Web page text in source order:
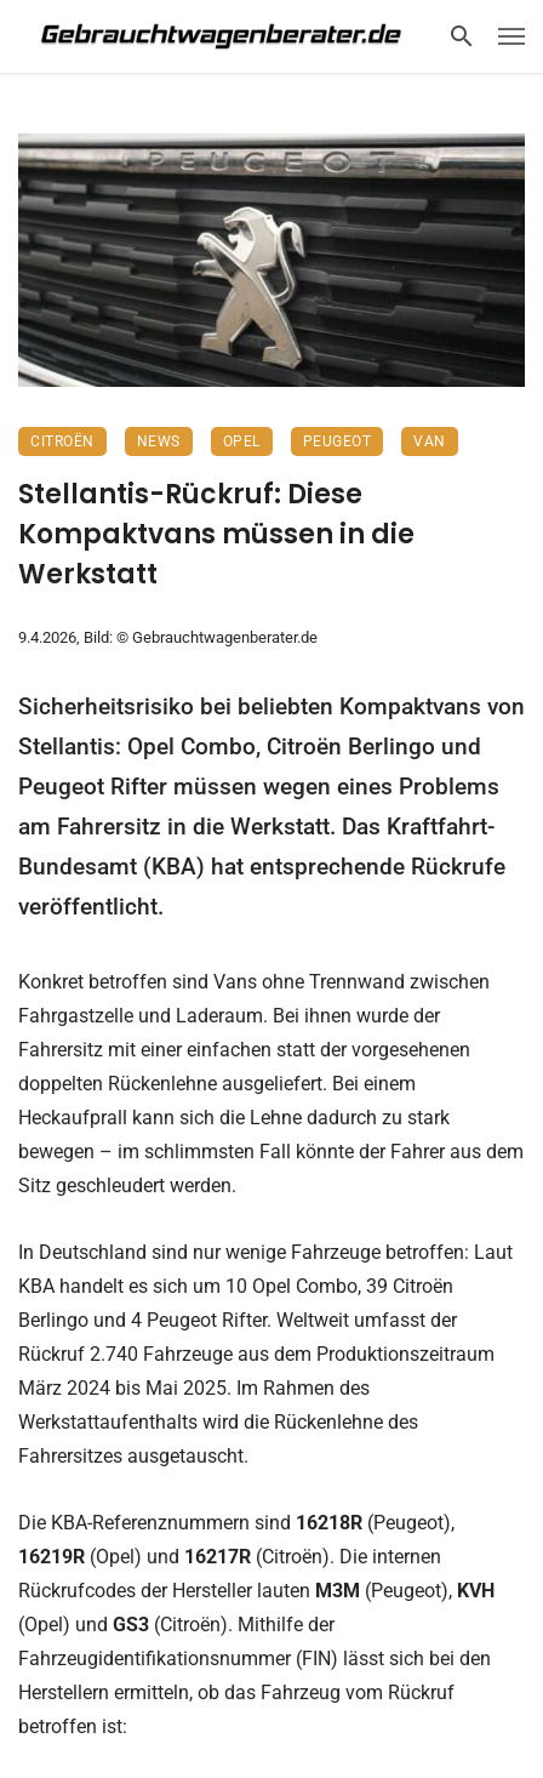
CITROËN NEWS OPEL PEUGEOT VAN
Stellantis-Rückruf: Diese
Kompaktvans müssen in die
Werkstatt
9.4.2026, Bild: © Gebrauchtwagenberater.de
Sicherheitsrisiko bei beliebten Kompaktvans von
Stellantis: Opel Combo, Citroën Berlingo und
Peugeot Rifter müssen wegen eines Problems
am Fahrersitz in die Werkstatt. Das Kraftfahrt-
Bundesamt (KBA) hat entsprechende Rückrufe
veröffentlicht.
Konkret betroffen sind Vans ohne Trennwand zwischen
Fahrgastzelle und Laderaum. Bei ihnen wurde der
Fahrersitz mit einer einfachen statt der vorgesehenen
doppelten Rückenlehne ausgeliefert. Bei einem
Heckaufprall kann sich die Lehne dadurch zu stark
bewegen – im schlimmsten Fall könnte der Fahrer aus dem
Sitz geschleudert werden.
In Deutschland sind nur wenige Fahrzeuge betroffen: Laut
KBA handelt es sich um 10 Opel Combo, 39 Citroën
Berlingo und 4 Peugeot Rifter. Weltweit umfasst der
Rückruf 2.740 Fahrzeuge aus dem Produktionszeitraum
März 2024 bis Mai 2025. Im Rahmen des
Werkstattaufenthalts wird die Rückenlehne des
Fahrersitzes ausgetauscht.
Die KBA-Referenznummern sind 16218R (Peugeot),
16219R (Opel) und 16217R (Citroën). Die internen
Rückrufcodes der Hersteller lauten M3M (Peugeot), KVH
(Opel) und GS3 (Citroën). Mithilfe der
Fahrzeugidentifikationsnummer (FIN) lässt sich bei den
Herstellern ermitteln, ob das Fahrzeug vom Rückruf
betroffen ist: